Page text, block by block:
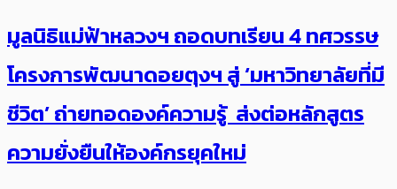
มูลนิธิแม่ฟ้าหลวงฯ ถอดบทเรียน 4 ทศวรรษ
โครงการพัฒนาดอยตุงฯ สู่ ‘มหาวิทยาลัยที่มี
ชีวิต’ ถ่ายทอดองค์ความรู้ ส่งต่อหลักสูตร
ความยั่งยืนให้องค์กรยุคใหม่